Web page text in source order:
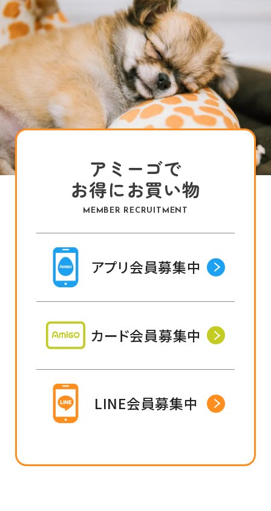
アミーゴで
お得にお買い物
MEMBER RECRUITMENT
アプリ会員募集中
カード会員募集中
LINE会員募集中